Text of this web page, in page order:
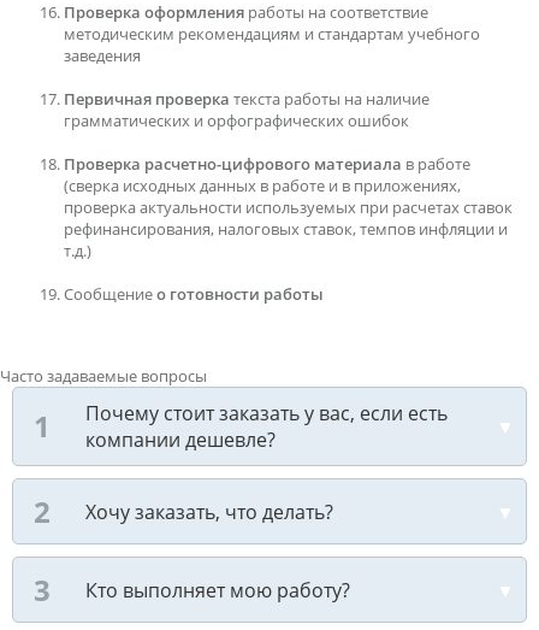
Проверка оформления работы на соответствие
методическим рекомендациям и стандартам учебного
заведения
Первичная проверка текста работы на наличие
грамматических и орфографических ошибок
Проверка расчетно-цифрового материала в работе
(сверка исходных данных в работе и в приложениях,
проверка актуальности используемых при расчетах ставок
рефинансирования, налоговых ставок, темпов инфляции и
т.д.)
Сообщениео готовности работы
Часто задаваемые вопросы
Почему стоит заказать у вас, если есть
компании дешевле?
Хочу заказать, что делать?
Кто выполняет мою работу?